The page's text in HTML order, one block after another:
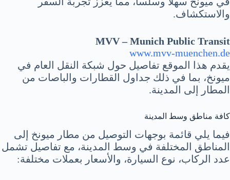
والاستكشاف.
MVV – Munich Public Transit
www.mvv-muenchen.de
يقدم هذا الموقع تفاصيل حول شبكة النقل العام في
ميونخ، بما في ذلك جداول القطارات والباصات من
المطار إلى المدينة.
كافة مناطق وسط المدينة
فيما يلي قائمة بوجهات التوصيل من مطار ميونخ إلى
المناطق المختلفة في وسط المدينة، مع تفاصيل تشمل
عدد الركاب، نوع السيارة، والأسعار بعملات مختلفة: